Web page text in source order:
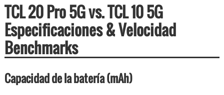
TCL 20 Pro 5G vs. TCL 10 5G
Especificaciones & Velocidad
Benchmarks
Capacidad de la batería (mAh)